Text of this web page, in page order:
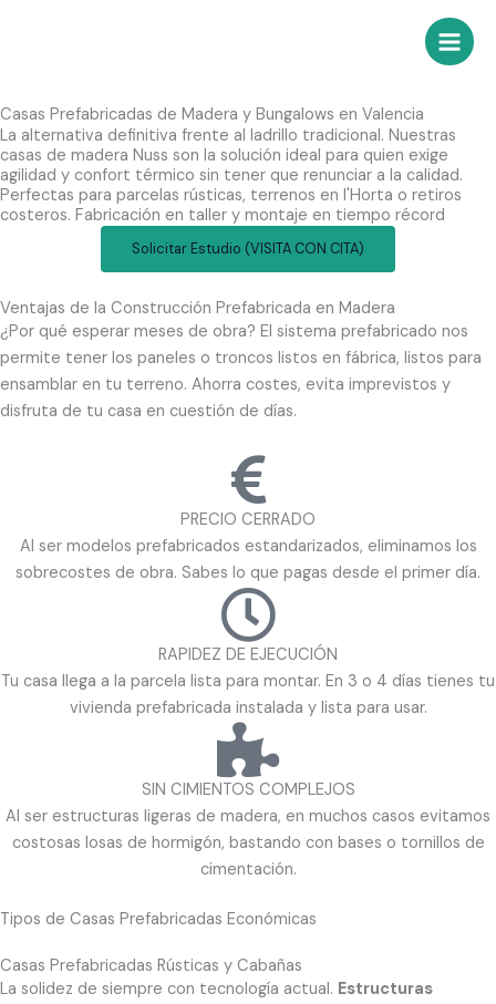
Casas Prefabricadas de Madera y Bungalows en Valencia
La alternativa definitiva frente al ladrillo tradicional. Nuestras
casas de madera Nuss son la solución ideal para quien exige
agilidad y confort térmico sin tener que renunciar a la calidad.
Perfectas para parcelas rústicas, terrenos en l'Horta o retiros
costeros. Fabricación en taller y montaje en tiempo récord
Solicitar Estudio (VISITA CON CITA)
Ventajas de la Construcción Prefabricada en Madera
¿Por qué esperar meses de obra? El sistema prefabricado nos
permite tener los paneles o troncos listos en fábrica, listos para
ensamblar en tu terreno. Ahorra costes, evita imprevistos y
disfruta de tu casa en cuestión de días.
PRECIO CERRADO
Al ser modelos prefabricados estandarizados, eliminamos los
sobrecostes de obra. Sabes lo que pagas desde el primer día.
RAPIDEZ DE EJECUCIÓN
Tu casa llega a la parcela lista para montar. En 3 o 4 días tienes tu
vivienda prefabricada instalada y lista para usar.
SIN CIMIENTOS COMPLEJOS
Al ser estructuras ligeras de madera, en muchos casos evitamos
costosas losas de hormigón, bastando con bases o tornillos de
cimentación.
Tipos de Casas Prefabricadas Económicas
Casas Prefabricadas Rústicas y Cabañas
La solidez de siempre con tecnología actual. Estructuras